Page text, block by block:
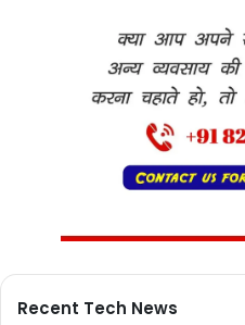
Recent Tech News